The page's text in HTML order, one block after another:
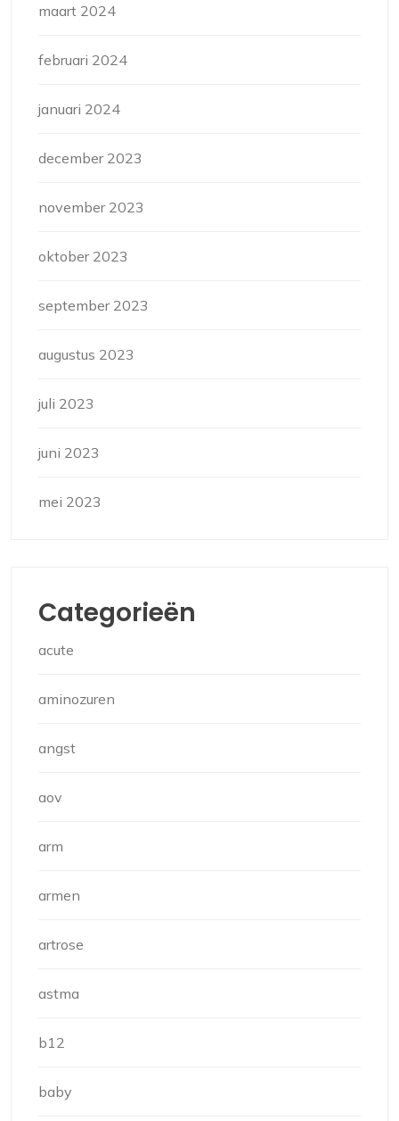
maart 2024
februari 2024
januari 2024
december 2023
november 2023
oktober 2023
september 2023
augustus 2023
juli 2023
juni 2023
mei 2023
Categorieën
acute
aminozuren
angst
aov
arm
armen
artrose
astma
b12
baby